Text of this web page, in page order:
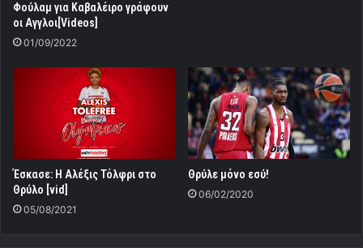
Φούλαμ για Καβαλέιρο γράφουν
οι Αγγλοι[Videos]
01/09/2022
Έσκασε: Η Αλέξις Τόλφρι στο
Θρύλο [vid]
05/08/2021
Θρύλε μόνο εσύ!
06/02/2020